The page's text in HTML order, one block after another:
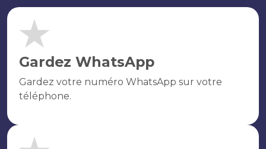
Gardez WhatsApp
Gardez votre numéro WhatsApp sur votre
téléphone.